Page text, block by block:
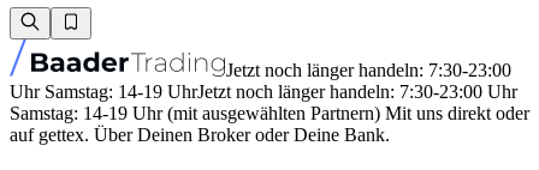
Jetzt noch länger handeln: 7:30-23:00
Uhr Samstag: 14-19 UhrJetzt noch länger handeln: 7:30-23:00 Uhr
Samstag: 14-19 Uhr (mit ausgewählten Partnern) Mit uns direkt oder
auf gettex. Über Deinen Broker oder Deine Bank.